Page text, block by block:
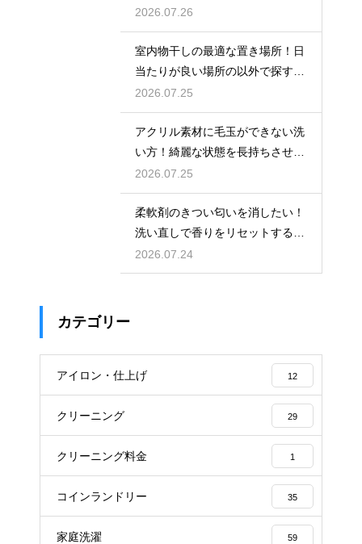
守る収納術
2026.07.26
室内物干しの最適な置き場所！日
当たりが良い場所の以外で探すポ
イント
2026.07.25
アクリル素材に毛玉ができない洗
い方！綺麗な状態を長持ちさせる
洗濯のコツ
2026.07.25
柔軟剤のきつい匂いを消したい！
洗い直しで香りをリセットする手
順
2026.07.24
カテゴリー
アイロン・仕上げ 12
クリーニング 29
クリーニング料金 1
コインランドリー 35
家庭洗濯 59